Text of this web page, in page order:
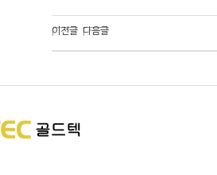
이전글 다음글